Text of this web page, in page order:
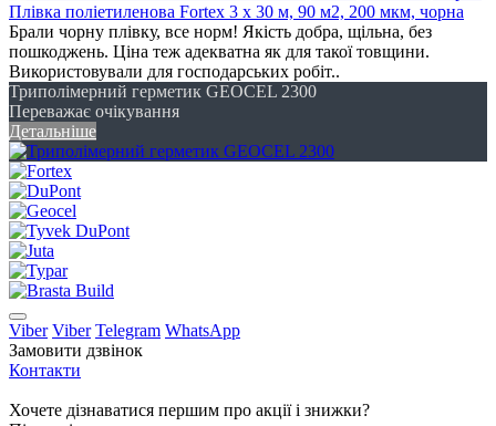
Плівка поліетиленова Fortex 3 х 30 м, 90 м2, 200 мкм, чорна
Брали чорну плівку, все норм! Якість добра, щільна, без
пошкоджень. Ціна теж адекватна як для такої товщини.
Використовували для господарських робіт..
Триполімерний герметик GEOCEL 2300
Переважає очікування
Детальніше
Viber Viber Telegram WhatsApp
Замовити дзвінок
Контакти
Хочете дізнаватися першим про акції і знижки?